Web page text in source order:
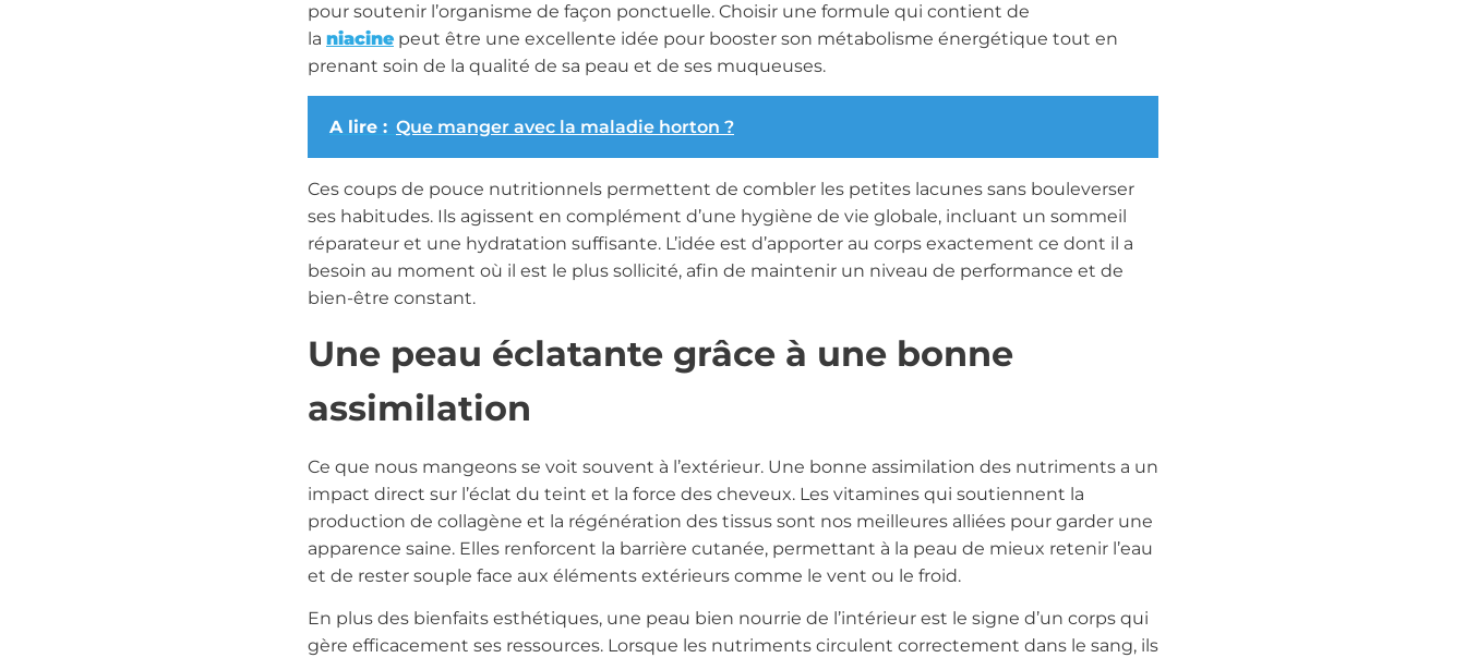
pour soutenir l’organisme de façon ponctuelle. Choisir une formule qui contient de
la niacine peut être une excellente idée pour booster son métabolisme énergétique tout en
prenant soin de la qualité de sa peau et de ses muqueuses.
A lire : Que manger avec la maladie horton ?
Ces coups de pouce nutritionnels permettent de combler les petites lacunes sans bouleverser
ses habitudes. Ils agissent en complément d’une hygiène de vie globale, incluant un sommeil
réparateur et une hydratation suffisante. L’idée est d’apporter au corps exactement ce dont il a
besoin au moment où il est le plus sollicité, afin de maintenir un niveau de performance et de
bien-être constant.
Une peau éclatante grâce à une bonne
assimilation
Ce que nous mangeons se voit souvent à l’extérieur. Une bonne assimilation des nutriments a un
impact direct sur l’éclat du teint et la force des cheveux. Les vitamines qui soutiennent la
production de collagène et la régénération des tissus sont nos meilleures alliées pour garder une
apparence saine. Elles renforcent la barrière cutanée, permettant à la peau de mieux retenir l’eau
et de rester souple face aux éléments extérieurs comme le vent ou le froid.
En plus des bienfaits esthétiques, une peau bien nourrie de l’intérieur est le signe d’un corps qui
gère efficacement ses ressources. Lorsque les nutriments circulent correctement dans le sang, ils